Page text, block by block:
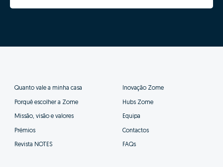
Quanto vale a minha casa
Porquê escolher a Zome
Missão, visão e valores
Prémios
Revista NOTES
Inovação Zome
Hubs Zome
Equipa
Contactos
FAQs